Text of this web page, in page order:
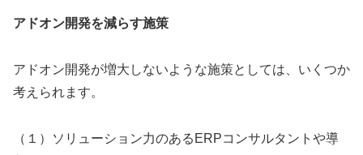
アドオン開発を減らす施策
アドオン開発が増大しないような施策としては、いくつか
考えられます。
（１）ソリューション力のあるERPコンサルタントや導